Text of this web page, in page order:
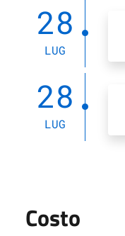
28
LUG
28
LUG
Costo